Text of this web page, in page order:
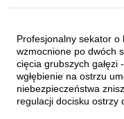
Profesjonalny sekator
wzmocnione po dwóch
cięcia grubszych
wgłębienie na ostrzu
niebezpieczeństwa
regulacji docisku ostrzy